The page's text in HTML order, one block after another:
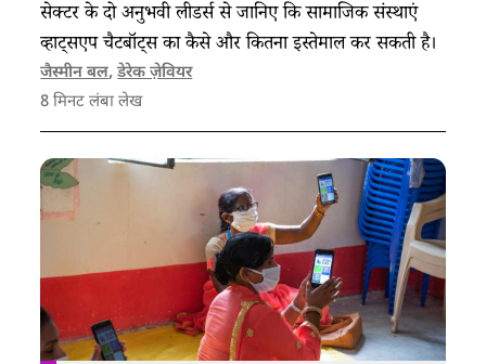
सेक्टर के दो अनुभवी लीडर्स से जानिए कि सामाजिक संस्थाएं
व्हाट्सएप चैटबॉट्स का कैसे और कितना इस्तेमाल कर सकती है।
जैस्मीन बल,डेरेक ज़ेवियर
8 मिनट लंबा लेख